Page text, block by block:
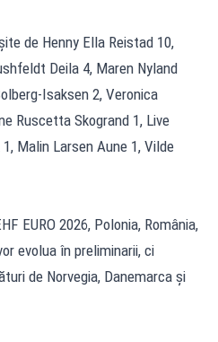
de Henny Ella Reistad 10,
Deila 4, Maren Nyland
Isaksen 2, Veronica
Ruscetta Skogrand 1, Live
Malin Larsen Aune 1, Vilde
EURO 2026, Polonia, România,
evolua în preliminarii, ci
de Norvegia, Danemarca și